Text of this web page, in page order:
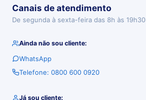
Canais de atendimento
De segunda à sexta-feira das 8h às 19h30
Ainda não sou cliente:
WhatsApp
Telefone: 0800 600 0920
Já sou cliente: